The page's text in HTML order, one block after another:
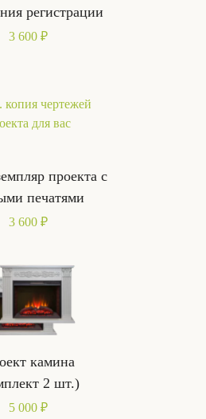
регистрации
3 600 ₽
проекта с
печатями
3 600 ₽
камина
2 шт.)
5 000 ₽